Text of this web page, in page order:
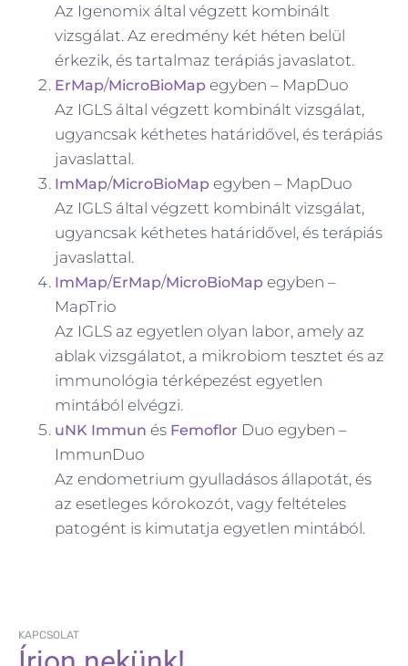
Az Igenomix által végzett kombinált
vizsgálat. Az eredmény két héten belül
érkezik, és tartalmaz terápiás javaslatot.
ErMap/MicroBioMap egyben – MapDuo
Az IGLS által végzett kombinált vizsgálat,
ugyancsak kéthetes határidővel, és terápiás
javaslattal.
ImMap/MicroBioMap egyben – MapDuo
Az IGLS által végzett kombinált vizsgálat,
ugyancsak kéthetes határidővel, és terápiás
javaslattal.
ImMap/ErMap/MicroBioMap egyben –
MapTrio
Az IGLS az egyetlen olyan labor, amely az
ablak vizsgálatot, a mikrobiom tesztet és az
immunológia térképezést egyetlen
mintából elvégzi.
uNK Immun és Femoflor Duo egyben –
ImmunDuo
Az endometrium gyulladásos állapotát, és
az esetleges kórokozót, vagy feltételes
patogént is kimutatja egyetlen mintából.
KAPCSOLAT